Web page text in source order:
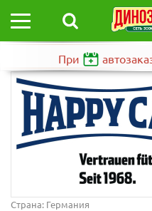
При
Страна: Германия